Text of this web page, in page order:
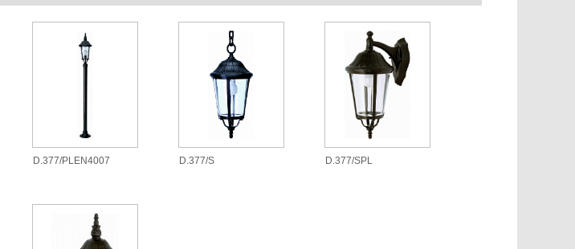
D.377/PLEN4007 D.377/S D.377/SPL